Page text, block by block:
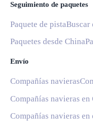
Seguimiento de paquetes
Paquete de pistaBuscar
Paquetes desde China
Envío
Compañías navieras
Compañías navieras en
Compañías navieras